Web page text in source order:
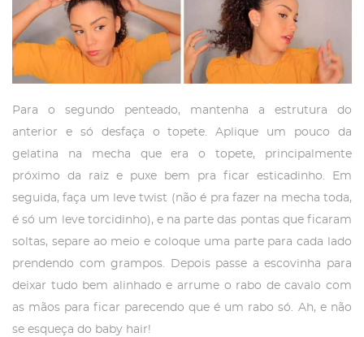
Para o segundo penteado, mantenha a estrutura do
anterior e só desfaça o topete. Aplique um pouco da
gelatina na mecha que era o topete, principalmente
próximo da raiz e puxe bem pra ficar esticadinho. Em
seguida, faça um leve twist (não é pra fazer na mecha toda,
é só um leve torcidinho), e na parte das pontas que ficaram
soltas, separe ao meio e coloque uma parte para cada lado
prendendo com grampos. Depois passe a escovinha para
deixar tudo bem alinhado e arrume o rabo de cavalo com
as mãos para ficar parecendo que é um rabo só. Ah, e não
se esqueça do baby hair!